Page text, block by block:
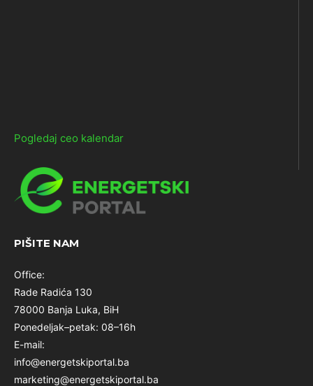
Pogledaj ceo kalendar
PIŠITE NAM
Office:
Rade Radića 130
78000 Banja Luka, BiH
Ponedeljak–petak: 08–16h
E-mail:
info@energetskiportal.ba
marketing@energetskiportal.ba